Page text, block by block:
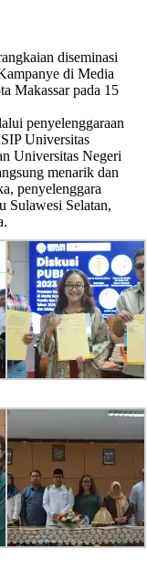
diseminasi
di Media
Makassar pada 15
penyelenggaraan
Universitas
Universitas Negeri
menarik dan
penyelenggara
Sulawesi Selatan,